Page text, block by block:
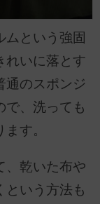
ムという強固
れいに落とす
通のスポンジ
で、洗っても
す。
、乾いた布や
という方法も